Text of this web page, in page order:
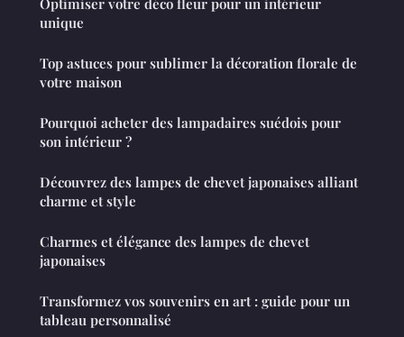
unique
Top astuces pour sublimer la décoration florale de
votre maison
Pourquoi acheter des lampadaires suédois pour
son intérieur ?
Découvrez des lampes de chevet japonaises alliant
charme et style
Charmes et élégance des lampes de chevet
japonaises
Transformez vos souvenirs en art : guide pour un
tableau personnalisé